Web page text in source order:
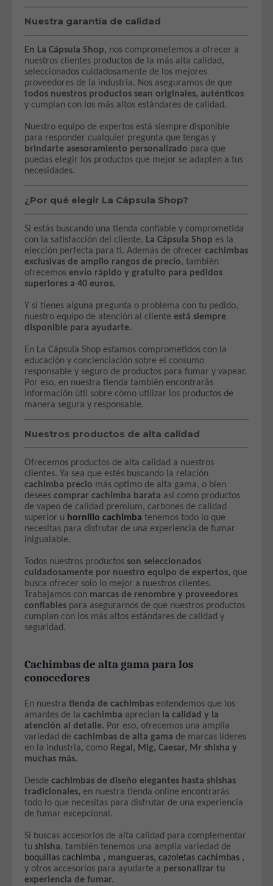
Nuestra garantía de calidad
En La Cápsula Shop, nos comprometemos a ofrecer a
nuestros clientes productos de la más alta calidad,
seleccionados cuidadosamente de los mejores
proveedores de la industria. Nos aseguramos de que
todos nuestros productos sean originales, auténticos
y cumplan con los más altos estándares de calidad.
Nuestro equipo de expertos está siempre disponible
para responder cualquier pregunta que tengas y
brindarte asesoramiento personalizado para que
puedas elegir los productos que mejor se adapten a tus
necesidades.
¿Por qué elegir La Cápsula Shop?
Si estás buscando una tienda confiable y comprometida
con la satisfacción del cliente, La Cápsula Shop es la
elección perfecta para ti. Además de ofrecer cachimbas
exclusivas de amplio rangos de precio, también
ofrecemos envío rápido y gratuito para pedidos
superiores a 40 euros.
Y si tienes alguna pregunta o problema con tu pedido,
nuestro equipo de atención al cliente está siempre
disponible para ayudarte.
En La Cápsula Shop estamos comprometidos con la
educación y concienciación sobre el consumo
responsable y seguro de productos para fumar y vapear.
Por eso, en nuestra tienda también encontrarás
información útil sobre cómo utilizar los productos de
manera segura y responsable.
Nuestros productos de alta calidad
Ofrecemos productos de alta calidad a nuestros
clientes. Ya sea que estés buscando la relación
cachimba precio más optimo de alta gama, o bien
desees comprar cachimba barata así como productos
de vapeo de calidad premium, carbones de calidad
superior u hornillo cachimba tenemos todo lo que
necesitas para disfrutar de una experiencia de fumar
inigualable.
Todos nuestros productos son seleccionados
cuidadosamente por nuestro equipo de expertos, que
busca ofrecer solo lo mejor a nuestros clientes.
Trabajamos con marcas de renombre y proveedores
confiables para asegurarnos de que nuestros productos
cumplan con los más altos estándares de calidad y
seguridad.
Cachimbas de alta gama para los
conocedores
En nuestra tienda de cachimbas entendemos que los
amantes de la cachimba aprecian la calidad y la
atención al detalle. Por eso, ofrecemos una amplia
variedad de cachimbas de alta gama de marcas líderes
en la industria, como Regal, Mig, Caesar, Mr shisha y
muchas más.
Desde cachimbas de diseño elegantes hasta shishas
tradicionales, en nuestra tienda online encontrarás
todo lo que necesitas para disfrutar de una experiencia
de fumar excepcional.
Si buscas accesorios de alta calidad para complementar
tu shisha, también tenemos una amplia variedad de
boquillas cachimba , mangueras, cazoletas cachimbas ,
y otros accesorios para ayudarte a personalizar tu
experiencia de fumar.